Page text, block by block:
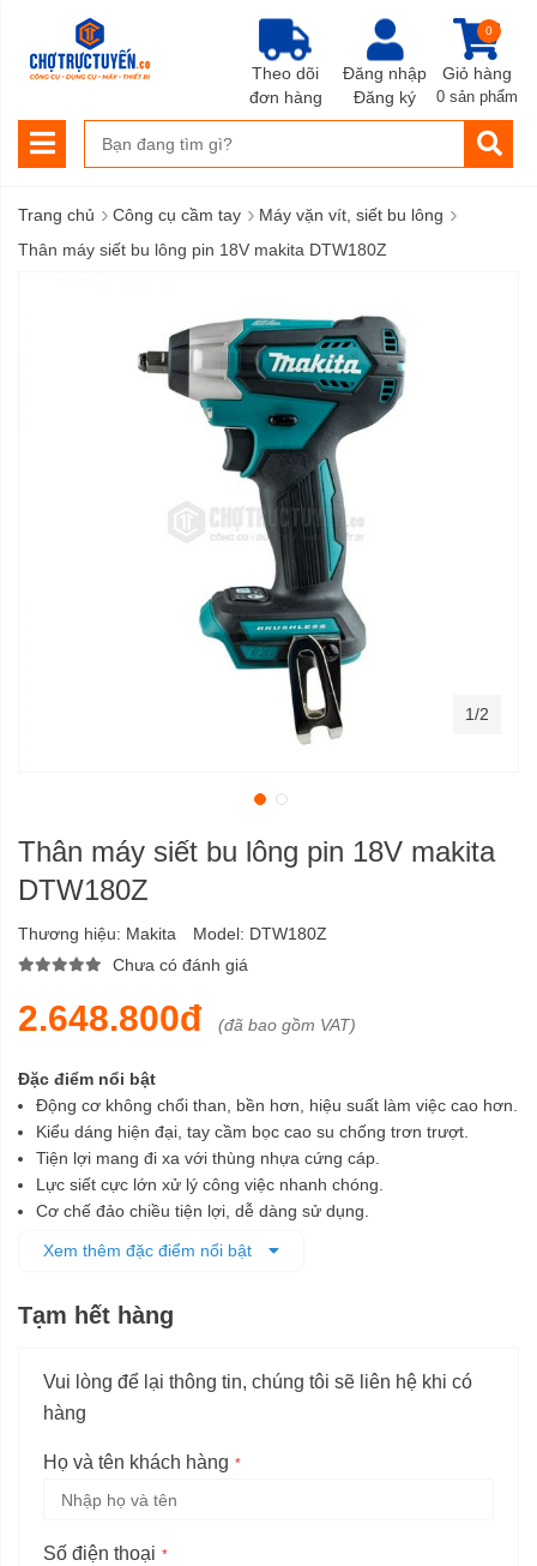
Đăng nhập
Đăng ký
Giỏ hàng
0
0 sản phẩm
Theo dõi
đơn hàng
Trang chủ › Công cụ cầm tay › Máy vặn vít, siết bu lông ›
Thân máy siết bu lông pin 18V makita DTW180Z
Thân máy siết bu lông pin 18V makita
DTW180Z
Thương hiệu: Makita Model: DTW180Z
Chưa có đánh giá
2.648.800đ (đã bao gồm VAT)
Đặc điểm nổi bật
Động cơ không chổi than, bền hơn, hiệu suất làm việc cao hơn.
Kiểu dáng hiện đại, tay cầm bọc cao su chống trơn trượt.
Tiện lợi mang đi xa với thùng nhựa cứng cáp.
Lực siết cực lớn xử lý công việc nhanh chóng.
Cơ chế đảo chiều tiện lợi, dễ dàng sử dụng.
Xem thêm đặc điểm nổi bật
Tạm hết hàng
Vui lòng để lại thông tin, chúng tôi sẽ liên hệ khi có
hàng
Họ và tên khách hàng
Số điện thoại
1/2